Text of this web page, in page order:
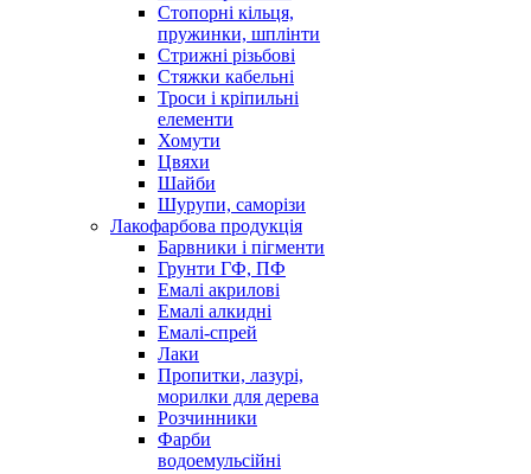
Стопорні кільця,
пружинки, шплінти
Стрижні різьбові
Стяжки кабельні
Троси і кріпильні
елементи
Хомути
Цвяхи
Шайби
Шурупи, саморізи
Лакофарбова продукція
Барвники і пігменти
Грунти ГФ, ПФ
Емалі акрилові
Емалі алкидні
Емалі-спрей
Лаки
Пропитки, лазурі,
морилки для дерева
Розчинники
Фарби
водоемульсійні